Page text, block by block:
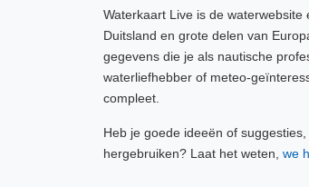
Waterkaart Live is de waterwebsite
Duitsland en grote delen van
gegevens die je als nautische
waterliefhebber of meteo-
compleet.
Heb je goede ideeën of
hergebruiken? Laat het weten, we